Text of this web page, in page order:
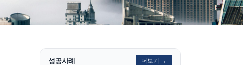
뉴스레터/브로슈어
성공사례 더보기 →